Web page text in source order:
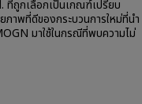
ที่ถูกเลือกเป็นเกณฑ์เปรียบ
าพที่ดีของกระบวนการใหม่ที่นำ
มาใช้ในกรณีที่พบความไม่